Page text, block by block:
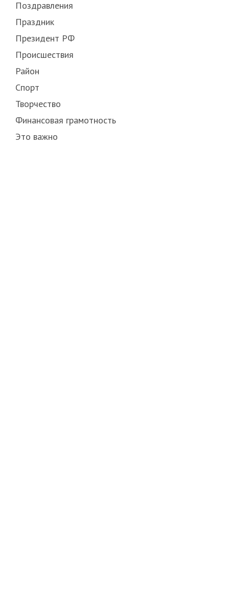
Поздравления
Праздник
Президент РФ
Происшествия
Район
Спорт
Творчество
Финансовая грамотность
Это важно